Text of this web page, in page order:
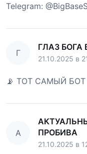
Telegram:
Г
ГЛАЗ БОГА
21.10.2025 в
📡 ТОТ САМЫЙ БОТ
А
ПРОБИВА
21.10.2025 в